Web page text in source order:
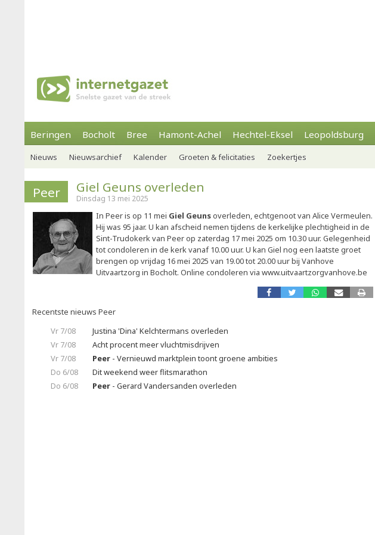
Beringen Bocholt Bree Hamont-Achel Hechtel-Eksel Leopoldsburg
Nieuws Nieuwsarchief Kalender Groeten & felicitaties Zoekertjes
Peer Giel Geuns overleden
Dinsdag 13 mei 2025
In Peer is op 11 mei Giel Geunsoverleden, echtgenoot van Alice Vermeulen.
Hij was 95 jaar. U kan afscheid nemen tijdens de kerkelijke plechtigheid in de
Sint-Trudokerk van Peer op zaterdag 17 mei 2025 om 10.30 uur. Gelegenheid
tot condoleren in de kerk vanaf 10.00 uur. U kan Giel nog een laatste groet
brengen op vrijdag 16 mei 2025 van 19.00 tot 20.00 uur bij Vanhove
Uitvaartzorg in Bocholt. Online condoleren via www.uitvaartzorgvanhove.be
Recentste nieuws Peer
Vr 7/08
Justina 'Dina' Kelchtermans overleden
Vr 7/08
Acht procent meer vluchtmisdrijven
Vr 7/08
Peer - Vernieuwd marktplein toont groene ambities
Do 6/08
Dit weekend weer flitsmarathon
Do 6/08
Peer - Gerard Vandersanden overleden